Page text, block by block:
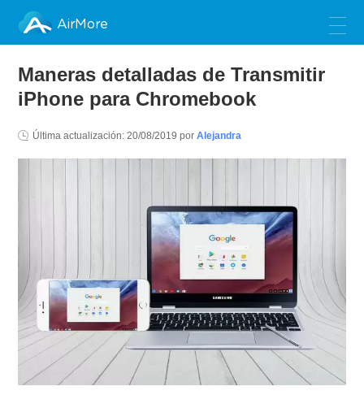
AirMore
Maneras detalladas de Transmitir
iPhone para Chromebook
Última actualización:20/08/2019 porAlejandra